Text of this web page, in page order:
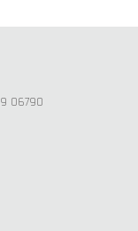
06790